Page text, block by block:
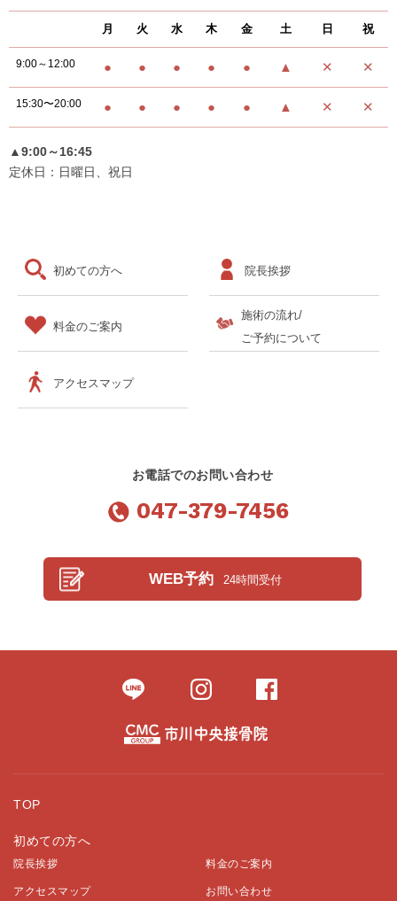
初めての方へ 院長挨拶
料金のご案内
施術の流れ/
ご予約について
アクセスマップ
月 火 水 木 金 土 日 祝
9:00～12:00 ● ● ● ● ● ▲ ✕ ✕
15:30〜20:00 ● ● ● ● ● ▲ ✕ ✕
▲9:00～16:45
定休日：日曜日、祝日
お電話でのお問い合わせ
047-379-7456
WEB予約 24時間受付
TOP
初めての方へ
院長挨拶 料金のご案内
アクセスマップ お問い合わせ